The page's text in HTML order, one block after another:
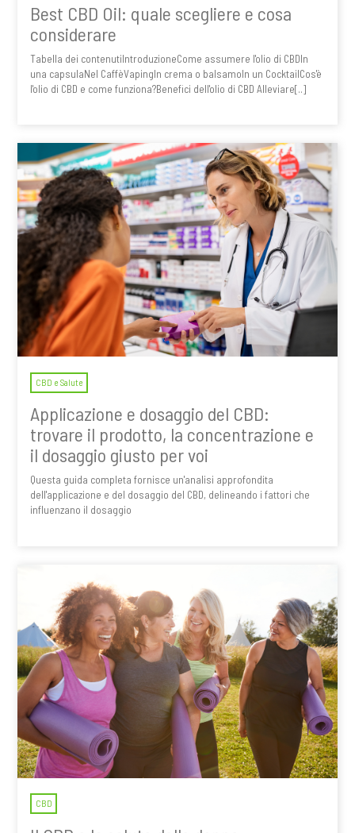
Best CBD Oil: quale scegliere e cosa
considerare
Tabella dei contenutiIntroduzioneCome assumere l'olio di CBDIn
una capsulaNel CaffèVapingIn crema o balsamoIn un CocktailCos'è
l'olio di CBD e come funziona?Benefici dell'olio di CBD Alleviare[..]
CBD e Salute
Applicazione e dosaggio del CBD:
trovare il prodotto, la concentrazione e
il dosaggio giusto per voi
Questa guida completa fornisce un'analisi approfondita
dell'applicazione e del dosaggio del CBD, delineando i fattori che
influenzano il dosaggio
CBD